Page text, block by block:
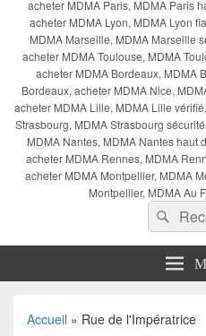
acheter MDMA Paris, MDMA Paris
acheter MDMA Lyon, MDMA Lyon
MDMA Marseille, MDMA Marseille
acheter MDMA Toulouse, MDMA
acheter MDMA Bordeaux, MDMA
Bordeaux, acheter MDMA Nice,
acheter MDMA Lille, MDMA Lille
Strasbourg, MDMA Strasbourg
MDMA Nantes, MDMA Nantes haut
acheter MDMA Rennes, MDMA
acheter MDMA Montpellier, MDMA
Montpellier, MDMA Au
Accueil » Rue de l'Impératrice